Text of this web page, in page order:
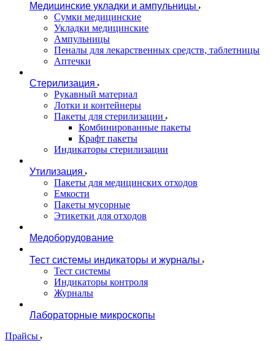
Медицинские укладки и ампульницы
Сумки медицинские
Укладки медицинские
Ампульницы
Пеналы для лекарственных средств, таблетницы
Аптечки
Стерилизация
Рукавный материал
Лотки и контейнеры
Пакеты для стерилизации
Комбинированные пакеты
Крафт пакеты
Индикаторы стерилизации
Утилизация
Пакеты для медицинских отходов
Емкости
Пакеты мусорные
Этикетки для отходов
Медоборудование
Тест системы индикаторы и журналы
Тест системы
Индикаторы контроля
Журналы
Лабораторные микроскопы
Прайсы